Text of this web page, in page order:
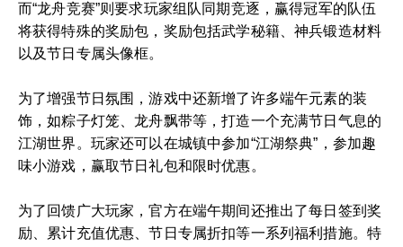
而“龙舟竞赛”则要求玩家组队同期竞逐，赢得冠军的队伍
将获得特殊的奖励包，奖励包括武学秘籍、神兵锻造材料
以及节日专属头像框。
为了增强节日氛围，游戏中还新增了许多端午元素的装
饰，如粽子灯笼、龙舟飘带等，打造一个充满节日气息的
江湖世界。玩家还可以在城镇中参加“江湖祭典”，参加趣
味小游戏，赢取节日礼包和限时优惠。
为了回馈广大玩家，官方在端午期间还推出了每日签到奖
励、累计充值优惠、节日专属折扣等一系列福利措施。特